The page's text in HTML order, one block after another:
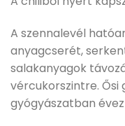
A szennalevél
anyagcserét,
salakanyagok
vércukorszintre. Ősi
gyógyászatban